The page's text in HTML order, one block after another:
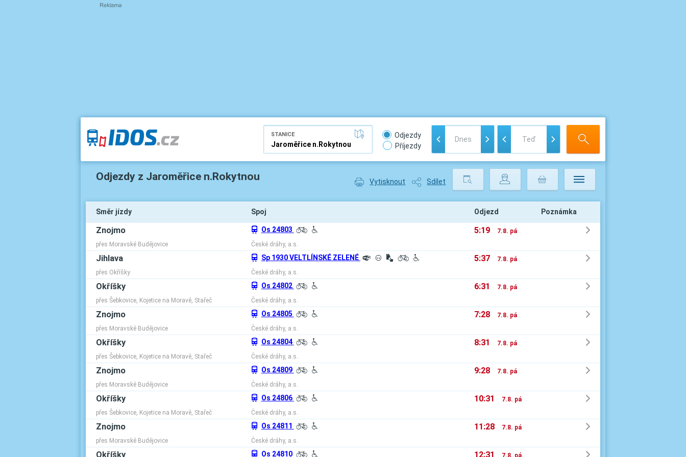
STANICE
Odjezdy
Příjezdy
Odjezdy z Jaroměřice n.Rokytnou Vytisknout Sdílet
Směr jízdy Spoj Odjezd Poznámka
Znojmo û Os 24803 L H 5:19
7.8. pá
přes Moravské Budějovice
České dráhy, a.s.
Jihlava û Sp 1930 VELTLÍNSKÉ ZELENÉ º ³ ½ L H 5:37
7.8. pá
přes Okříšky
České dráhy, a.s.
Okříšky û Os 24802 L H 6:31
7.8. pá
přes Šebkovice, Kojetice na Moravě, Stařeč
České dráhy, a.s.
Znojmo û Os 24805 L H 7:28
7.8. pá
přes Moravské Budějovice
České dráhy, a.s.
Okříšky û Os 24804 L H 8:31
7.8. pá
přes Šebkovice, Kojetice na Moravě, Stařeč
České dráhy, a.s.
Znojmo û Os 24809 L H 9:28
7.8. pá
přes Moravské Budějovice
České dráhy, a.s.
Okříšky û Os 24806 L H 10:31
7.8. pá
přes Šebkovice, Kojetice na Moravě, Stařeč
České dráhy, a.s.
Znojmo û Os 24811 L H 11:28
7.8. pá
přes Moravské Budějovice
České dráhy, a.s.
Okříšky û Os 24810 L H 12:31 7.8. pá